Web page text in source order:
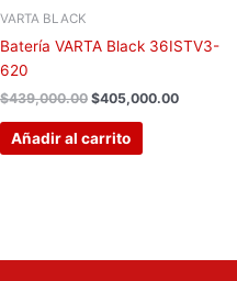
VARTA BLACK
Batería VARTA Black 36ISTV3-
620
$439,000.00 $405,000.00
Añadir al carrito